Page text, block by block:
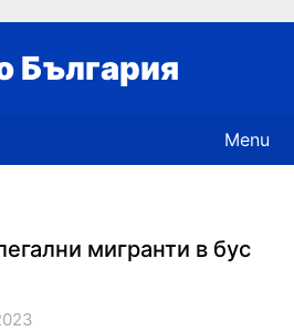
България
Menu
мигранти в бус